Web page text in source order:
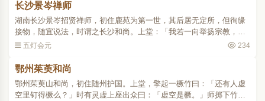
长沙景岑禅师
湖南长沙景岑招贤禅师，初住鹿苑为第一世，其后居无定所，但徇缘
接物，随宜说法，时谓之长沙和尚。上堂：「我若一向举扬宗教，法
堂里须草深一丈。事不获已，向汝诸人道：尽十方世界是沙门眼，尽
五灯会元 234
鄂州茱萸和尚
鄂州茱萸山和尚，初住随州护国。上堂，擎起一橛竹曰：「还有人虚
空里钉得橛么？」时有灵虚上座出众曰：「虚空是橛。」师掷下竹，